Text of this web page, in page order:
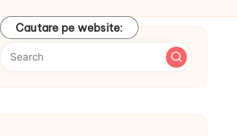
Cautare pe website: